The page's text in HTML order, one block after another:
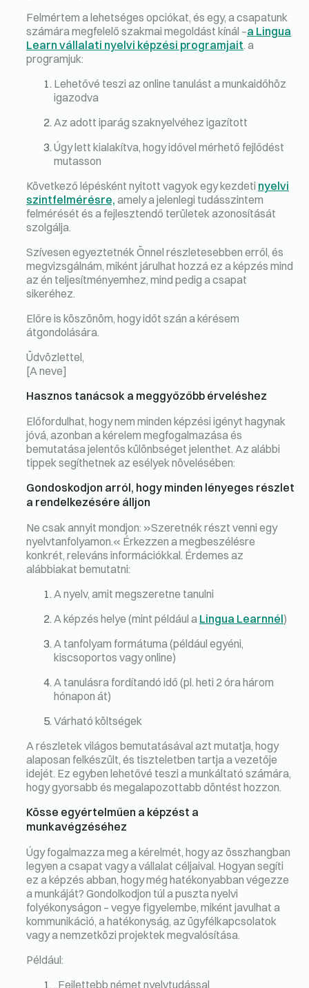
Felmértem a lehetséges opciókat, és egy, a csapatunk
számára megfelelő szakmai megoldást kínál –a Lingua
Learn vállalati nyelvi képzési programjait. a
programjuk:
Lehetővé teszi az online tanulást a munkaidőhöz
igazodva
Az adott iparág szaknyelvéhez igazított
Úgy lett kialakítva, hogy idővel mérhető fejlődést
mutasson
Következő lépésként nyitott vagyok egy kezdeti nyelvi
szintfelmérésre, amely a jelenlegi tudásszintem
felmérését és a fejlesztendő területek azonosítását
szolgálja.
Szívesen egyeztetnék Önnel részletesebben erről, és
megvizsgálnám, miként járulhat hozzá ez a képzés mind
az én teljesítményemhez, mind pedig a csapat
sikeréhez.
Előre is köszönöm, hogy időt szán a kérésem
átgondolására.
Üdvözlettel,
[A neve]
Hasznos tanácsok a meggyőzőbb érveléshez
Előfordulhat, hogy nem minden képzési igényt hagynak
jóvá, azonban a kérelem megfogalmazása és
bemutatása jelentős különbséget jelenthet. Az alábbi
tippek segíthetnek az esélyek növelésében:
Gondoskodjon arról, hogy minden lényeges részlet
a rendelkezésére álljon
Ne csak annyit mondjon: »Szeretnék részt venni egy
nyelvtanfolyamon.« Érkezzen a megbeszélésre
konkrét, releváns információkkal. Érdemes az
alábbiakat bemutatni:
A nyelv, amit megszeretne tanulni
A képzés helye (mint például a Lingua Learnnél)
A tanfolyam formátuma (például egyéni,
kiscsoportos vagy online)
A tanulásra fordítandó idő (pl. heti 2 óra három
hónapon át)
Várható költségek
A részletek világos bemutatásával azt mutatja, hogy
alaposan felkészült, és tiszteletben tartja a vezetője
idejét. Ez egyben lehetővé teszi a munkáltató számára,
hogy gyorsabb és megalapozottabb döntést hozzon.
Kösse egyértelműen a képzést a
munkavégzéséhez
Úgy fogalmazza meg a kérelmét, hogy az összhangban
legyen a csapat vagy a vállalat céljaival. Hogyan segíti
ez a képzés abban, hogy még hatékonyabban végezze
a munkáját? Gondolkodjon túl a puszta nyelvi
folyékonyságon – vegye figyelembe, miként javulhat a
kommunikáció, a hatékonyság, az ügyfélkapcsolatok
vagy a nemzetközi projektek megvalósítása.
Például:
„Fejlettebb német nyelvtudással